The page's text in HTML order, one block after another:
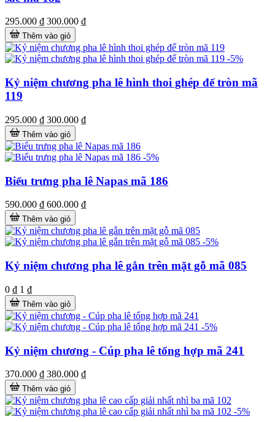
295.000 ₫ 300.000 ₫
Thêm vào giỏ
-5%
Kỷ niệm chương pha lê hình thoi ghép đế tròn mã
119
295.000 ₫ 300.000 ₫
Thêm vào giỏ
-5%
Biểu trưng pha lê Napas mã 186
590.000 ₫ 600.000 ₫
Thêm vào giỏ
-5%
Kỷ niệm chương pha lê gắn trên mặt gỗ mã 085
0 ₫ 1 ₫
Thêm vào giỏ
-5%
Kỷ niệm chương - Cúp pha lê tổng hợp mã 241
370.000 ₫ 380.000 ₫
Thêm vào giỏ
-5%